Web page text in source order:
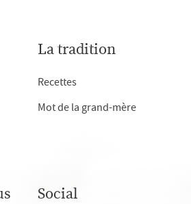
La tradition
Recettes
Mot de la grand-mère
Social